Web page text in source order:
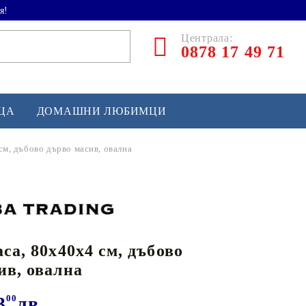
Централа:
0878 17 49 71
и софтбол
и лакрос
спортно оборудване
ДОМАШНИ ЛЮБИМЦИ
дъбово дърво масив, овална
80x40x4 см, дъбово
овална
00